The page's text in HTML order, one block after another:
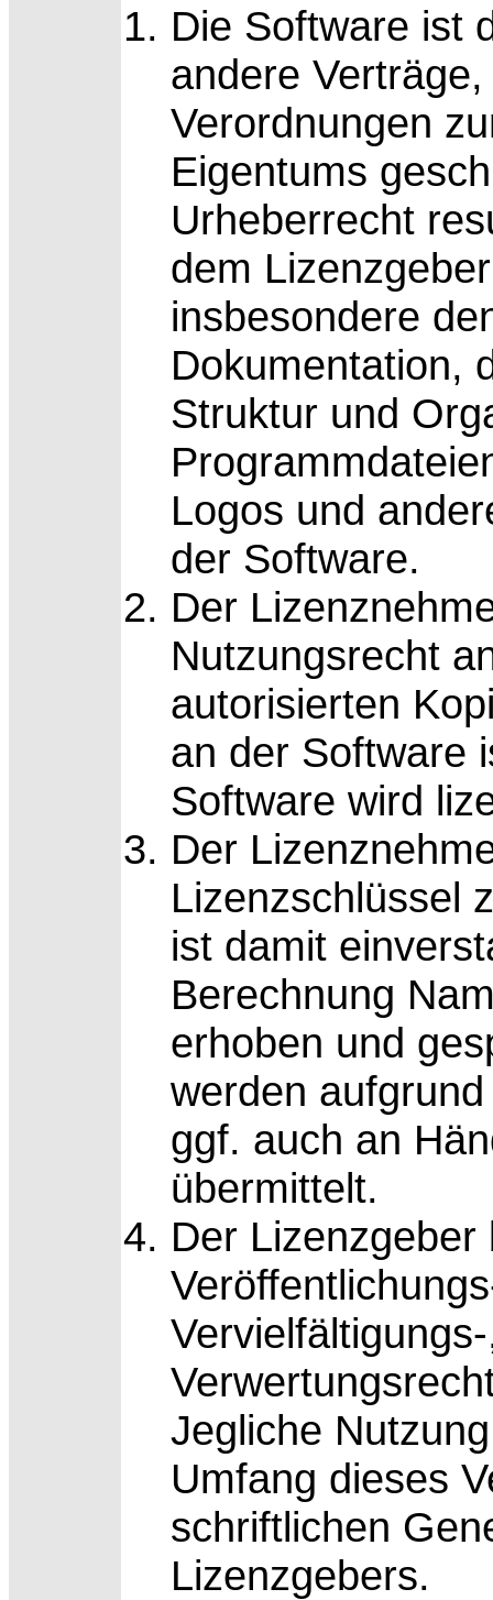
Die Software ist
andere
Verordnungen
Eigentums
Urheberrecht
dem
insbesondere
Dokumentation,
Struktur und
Logos und
der Software.
Der
Nutzungsrecht
autorisierten
an der Software
Software wird
Der
Lizenzschlüssel
ist damit
Berechnung
erhoben und
werden
ggf. auch an
übermittelt.
Der
Jegliche
Umfang dieses
schriftlichen
Lizenzgebers.